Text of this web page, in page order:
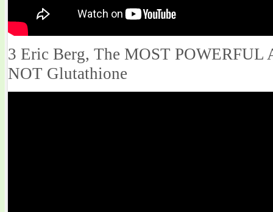
3 Eric Berg, The MOST
NOT Glutathione